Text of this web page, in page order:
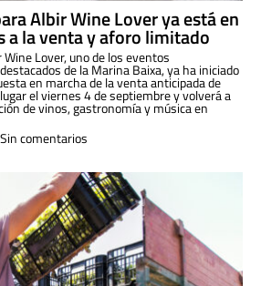
Albir Wine Lover ya está en
a la venta y aforo limitado
Lover, uno de los eventos
de la Marina Baixa, ya ha iniciado
en marcha de la venta anticipada de
el viernes 4 de septiembre y volverá a
de vinos, gastronomía y música en
Sin comentarios